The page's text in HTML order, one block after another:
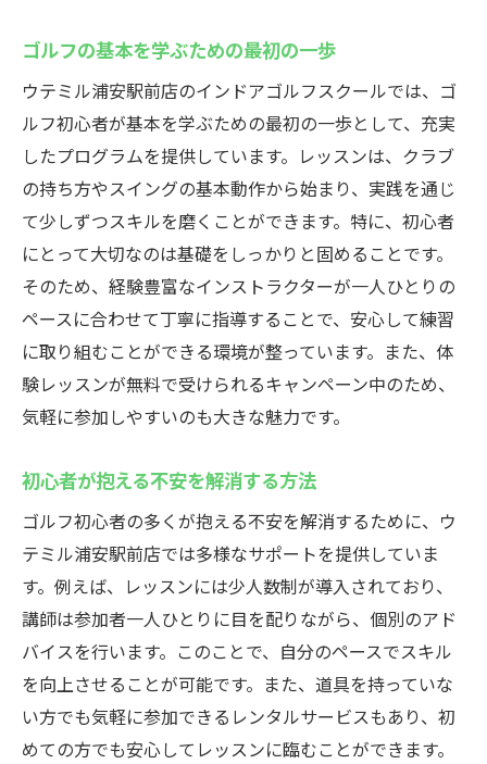
無料体験レッスンが魅力のウテミル浦安駅前店
インドアゴルフスクール
初めての方への無料体験レッスンの流れ
体験レッスンのフィードバック
ゴルフの楽しさを知る最初の一歩
体験者の満足度とその理由
無料レッスン後の次のステップ
体験から始まるゴルフの魅力
ゴルフ初心者が安心して通えるウテミル浦安駅
前店のインドアゴルフスクール
初心者に優しいレッスン内容
インストラクターが提供する安心感
初めてでも続けやすい理由
コミュニティでの交流とサポート
受講生の方へのサポート体制
ウテミル浦安駅前店でのインドアゴルフスクー
ル個別プログラムで上達
個別プログラムの設計と効果
受講生のニーズに合わせたカスタマイズ
ゴルフの基本を学ぶための最初の一歩
ウテミル浦安駅前店のインドアゴルフスクールでは、ゴ
ルフ初心者が基本を学ぶための最初の一歩として、充実
したプログラムを提供しています。レッスンは、クラブ
の持ち方やスイングの基本動作から始まり、実践を通じ
て少しずつスキルを磨くことができます。特に、初心者
にとって大切なのは基礎をしっかりと固めることです。
そのため、経験豊富なインストラクターが一人ひとりの
ペースに合わせて丁寧に指導することで、安心して練習
に取り組むことができる環境が整っています。また、体
験レッスンが無料で受けられるキャンペーン中のため、
気軽に参加しやすいのも大きな魅力です。
初心者が抱える不安を解消する方法
ゴルフ初心者の多くが抱える不安を解消するために、ウ
テミル浦安駅前店では多様なサポートを提供していま
す。例えば、レッスンには少人数制が導入されており、
講師は参加者一人ひとりに目を配りながら、個別のアド
バイスを行います。このことで、自分のペースでスキル
を向上させることが可能です。また、道具を持っていな
い方でも気軽に参加できるレンタルサービスもあり、初
めての方でも安心してレッスンに臨むことができます。